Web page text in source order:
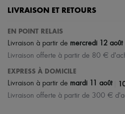
LIVRAISON ET RETOURS
EN POINT RELAIS
Livraison à partir de mercredi 12 août
Livraison offerte à partir de 80 €
EXPRESS À DOMICILE
Livraison à partir de mardi 11 août
Livraison offerte à partir de 300 €